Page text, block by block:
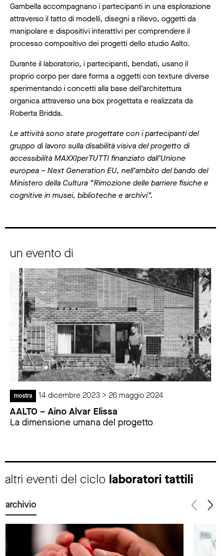
Gambella accompagnano i partecipanti in una esplorazione
attraverso il tatto di modelli, disegni a rilievo, oggetti da
manipolare e dispositivi interattivi per comprendere il
processo compositivo dei progetti dello studio Aalto.
Durante il laboratorio, i partecipanti, bendati, usano il
proprio corpo per dare forma a oggetti con texture diverse
sperimentando i concetti alla base dell’architettura
organica attraverso una box progettata e realizzata da
Roberta Bridda.
Le attività sono state progettate con i partecipanti del
gruppo di lavoro sulla disabilità visiva del progetto di
accessibilità MAXXIperTUTTI finanziato dall’Unione
europea – Next Generation EU, nell’ambito del bando del
Ministero della Cultura “Rimozione delle barriere fisiche e
cognitive in musei, biblioteche e archivi”.
un evento di
mostra 14 dicembre 2023 > 26 maggio 2024
AALTO – Aino Alvar Elissa
La dimensione umana del progetto
altri eventi del ciclo laboratori tattili
archivio